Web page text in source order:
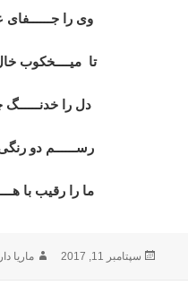
وی را
تا میــــخکوب
دل را
رســــــم دو
ما را رقیب با
ارسال
سپتامبر 11, 2017 نویسنده
ماریا